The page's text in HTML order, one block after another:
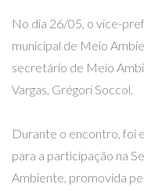
No dia 26/05, o vice-
municipal de Meio
secretário de Meio
Vargas, Grégori Soccol.
Durante o encontro, foi
para a participação na
Ambiente, promovida